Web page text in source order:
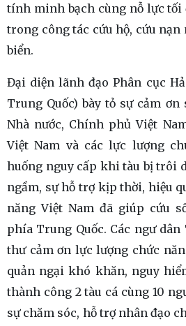
tính minh bạch cùng nỗ lực tối
trong công tác cứu hộ, cứu
biển.
Đại diện lãnh đạo Phân cục
Trung Quốc) bày tỏ sự cảm ơn
Nhà nước, Chính phủ Việt
Việt Nam và các lực lượng
huống nguy cấp khi tàu bị trôi
ngầm, sự hỗ trợ kịp thời, hiệu
năng Việt Nam đã giúp cứu
phía Trung Quốc. Các ngư
thư cảm ơn lực lượng chức
quản ngại khó khăn, nguy
thành công 2 tàu cá cùng 10
sự chăm sóc, hỗ trợ nhân đạo